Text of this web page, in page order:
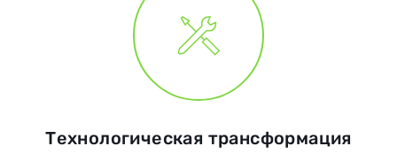
Технологическая трансформация